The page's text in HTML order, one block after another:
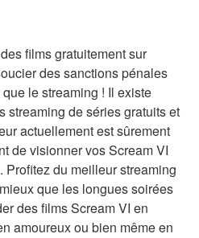
films gratuitement sur
des sanctions pénales
le streaming ! Il existe
streaming de séries gratuits et
actuellement est sûrement
de visionner vos Scream VI
Profitez du meilleur streaming
que les longues soirées
des films Scream VI en
amoureux ou bien même en